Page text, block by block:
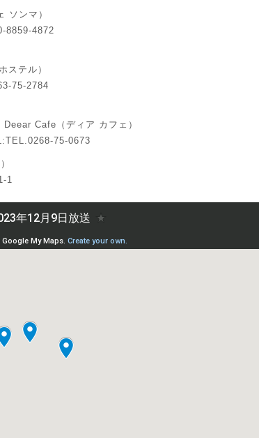
ソンマ）
8859-4872
ステル）
75-2784
Cafe（ディア カフェ）
75-0673
1